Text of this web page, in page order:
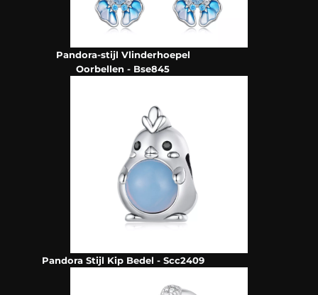
Pandora-stijl Vlinderhoepel
Oorbellen - Bse845
Pandora Stijl Kip Bedel - Scc2409